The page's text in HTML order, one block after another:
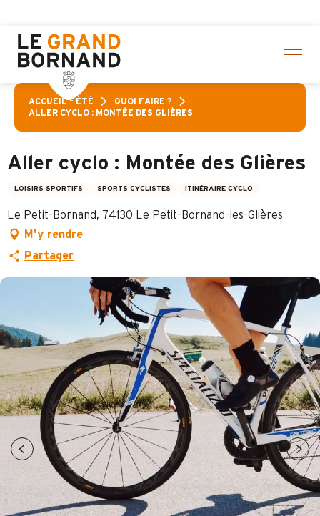
contenu
principal
ACCUEIL – ÉTÉ
QUOI FAIRE ?
ALLER CYCLO : MONTÉE DES GLIÈRES
Aller cyclo : Montée des Glières
LOISIRS SPORTIFS SPORTS CYCLISTES ITINÉRAIRE CYCLO
Le Petit-Bornand, 74130 Le Petit-Bornand-les-Glières
M'y rendre
Partager